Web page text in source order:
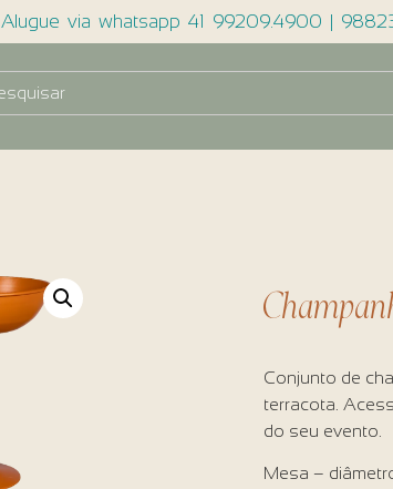
Alugue via whatsapp 41 99209.4900 |
Conjunto de
terracota.
do seu evento.
Mesa –